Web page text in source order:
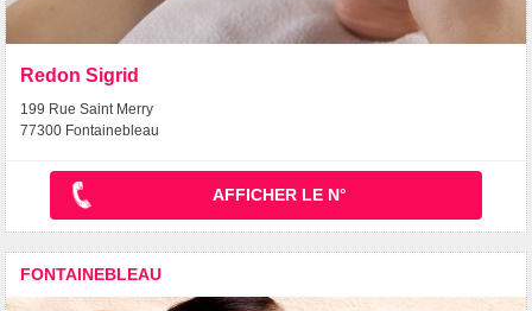
Redon Sigrid
199 Rue Saint Merry
77300 Fontainebleau
AFFICHER LE N°
FONTAINEBLEAU